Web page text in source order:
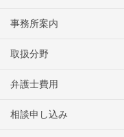
事務所案内
取扱分野
弁護士費用
相談申し込み